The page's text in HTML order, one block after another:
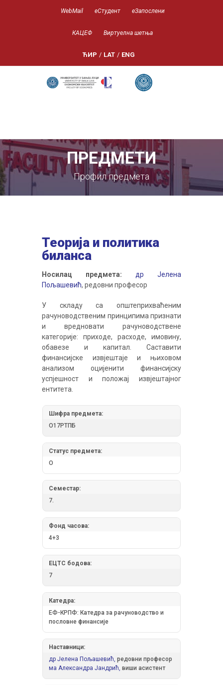
WebMail еСтудент еЗапослени
КАЦЕФ Виртуелна шетња
ЋИР / LAT / ENG
ПРЕДМЕТИ
Профил предмета
Теорија и политика
биланса
Носилац предмета:
др Јелена
Пољашевић, редовни професор
У складу са општеприхваћеним
рачуноводственим принципима признати
и вредновати рачуноводствене
категорије: приходе, расходе, имовину,
обавезе и капитал. Саставити
финансијске извјештаје и њиховом
анализом оцијенити финансијску
успјешност и положај извјештајног
ентитета.
Шифра предмета:
О17РТПБ
Статус предмета:
О
Семестар:
7.
Фонд часова:
4+3
ЕЦТС бодова:
7
Катедра:
ЕФ-КРПФ: Катедра за рачуноводство и
пословне финансије
Наставници:
др Јелена Пољашевић, редовни професор
ма Александра Јандрић, виши асистент